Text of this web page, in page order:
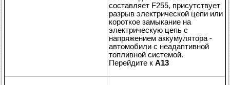
составляет F255, присутствует
разрыв электрической цепи или
короткое замыкание на
электрическую цепь с
напряжением аккумулятора -
автомобили с неадаптивной
топливной системой.
Перейдите к A13